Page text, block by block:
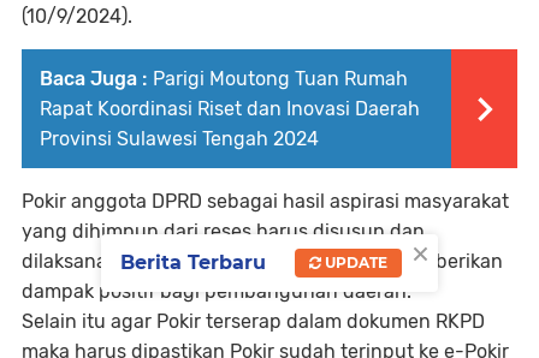
(10/9/2024).
Baca Juga : Parigi Moutong Tuan Rumah
Rapat Koordinasi Riset dan Inovasi Daerah
Provinsi Sulawesi Tengah 2024
Pokir anggota DPRD sebagai hasil aspirasi masyarakat
yang dihimpun dari reses harus disusun dan
dilaksanakan dengan cermat agar dapat memberikan
dampak positif bagi pembangunan daerah.
Selain itu agar Pokir terserap dalam dokumen RKPD
maka harus dipastikan Pokir sudah terinput ke e-Pokir
×
Berita Terbaru UPDATE